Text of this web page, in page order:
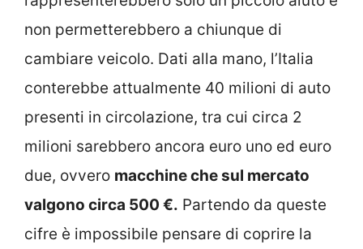
non permetterebbero a chiunque di
cambiare veicolo. Dati alla mano, l’Italia
conterebbe attualmente 40 milioni di auto
presenti in circolazione, tra cui circa 2
milioni sarebbero ancora euro uno ed euro
due, ovvero macchine che sul mercato
valgono circa 500 €. Partendo da queste
cifre è impossibile pensare di coprire la